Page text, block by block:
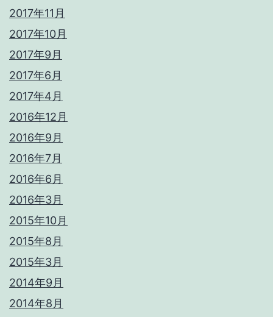
2017年11月
2017年10月
2017年9月
2017年6月
2017年4月
2016年12月
2016年9月
2016年7月
2016年6月
2016年3月
2015年10月
2015年8月
2015年3月
2014年9月
2014年8月